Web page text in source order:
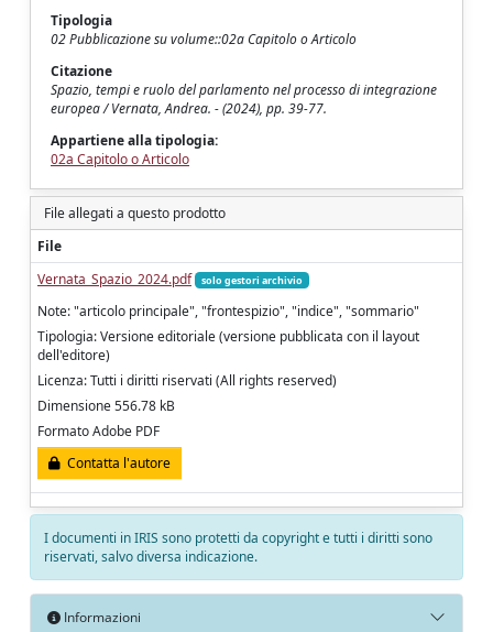
Tipologia
02 Pubblicazione su volume::02a Capitolo o Articolo
Citazione
Spazio, tempi e ruolo del parlamento nel processo di integrazione
europea / Vernata, Andrea. - (2024), pp. 39-77.
Appartiene alla tipologia:
02a Capitolo o Articolo
File allegati a questo prodotto
File
Vernata_Spazio_2024.pdf
solo gestori archivio
Note: "articolo principale", "frontespizio", "indice", "sommario"
Tipologia: Versione editoriale (versione pubblicata con il layout
dell'editore)
Licenza: Tutti i diritti riservati (All rights reserved)
Dimensione 556.78 kB
Formato Adobe PDF
Contatta l'autore
I documenti in IRIS sono protetti da copyright e tutti i diritti sono
riservati, salvo diversa indicazione.
Informazioni